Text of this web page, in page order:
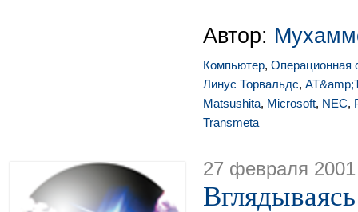
Автор:
Компьютер, Операционная
Линус Торвальдс,
Matsushita, Microsoft, NEC,
Transmeta
27 февраля 2001